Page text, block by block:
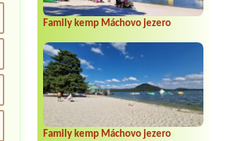
Family kemp Máchovo jezero
Family kemp Máchovo jezero